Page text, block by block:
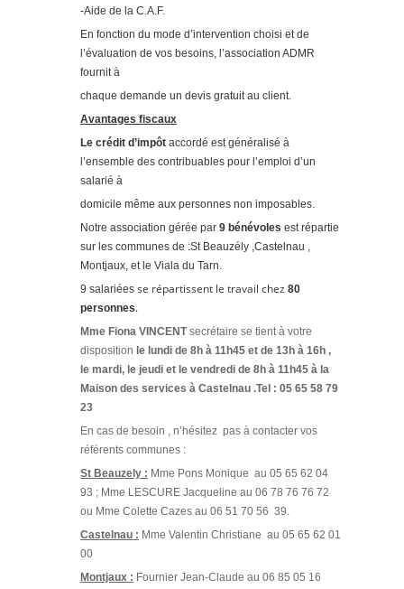
-Aide de la C.A.F.
En fonction du mode d’intervention choisi et de
l’évaluation de vos besoins, l’association ADMR
fournit à
chaque demande un devis gratuit au client.
Avantages fiscaux
Le crédit d’impôt accordé est généralisé à
l’ensemble des contribuables pour l’emploi d’un
salarié à
domicile même aux personnes non imposables.
Notre association gérée par 9 bénévoles est répartie
sur les communes de :St Beauzély ,Castelnau ,
Montjaux, et le Viala du Tarn.
9 salariées se répartissent le travail chez 80
personnes.
Mme Fiona VINCENTsecrétaire se tient à votre
disposition le lundi de 8h à 11h45 et de 13h à 16h ,
le mardi, le jeudi et le vendredi de 8h à 11h45 à la
Maison des services à Castelnau .Tel : 05 65 58 79
23
En cas de besoin , n’hésitez pas à contacter vos
référents communes :
St Beauzely : Mme Pons Monique au 05 65 62 04
93 ; Mme LESCURE Jacqueline au 06 78 76 76 72
ou Mme Colette Cazes au 06 51 70 56 39.
Castelnau : Mme Valentin Christiane au 05 65 62 01
00
Montjaux : Fournier Jean-Claude au 06 85 05 16